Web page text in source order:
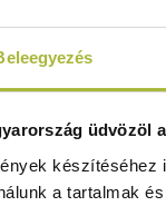
üdvözöl
készítéséhez
a tartalmak
mm.
kg.
4